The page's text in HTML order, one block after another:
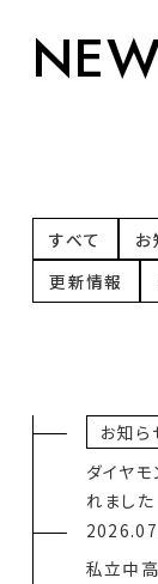
すべて お
更新情報
お知ら
ダイヤ
れました
私立中